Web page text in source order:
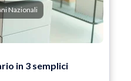
Nazionali
in 3 semplici